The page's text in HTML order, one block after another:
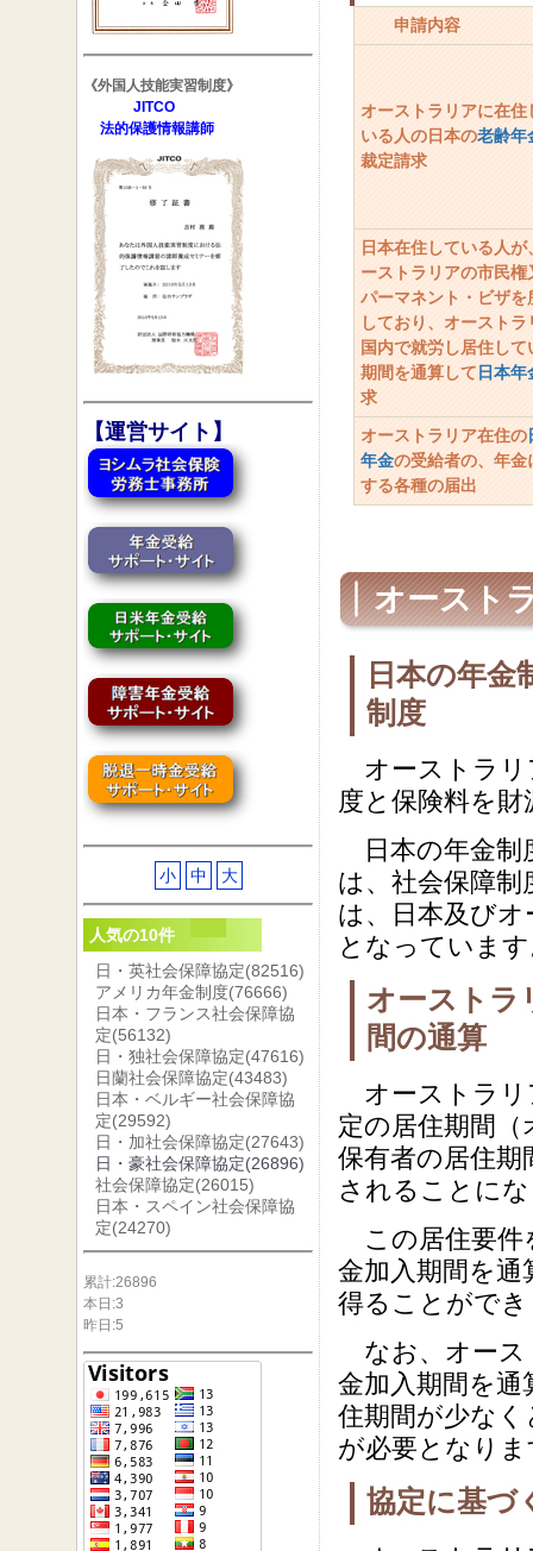
申請内容
オーストラリアに在住
いる人の日本の老齢年
裁定請求
日本在住している人が
ーストラリアの市民権
パーマネント・ビザを
しており、オーストラ
国内で就労し居住して
期間を通算して 日本年
求
オーストラリア在住の
年金の受給者の、年金
する各種の届出
オースト
日本の年金
制度
オーストラリ
度と保険料を
日本の年金制
は、社会保障
は、日本及び
となっていま
オーストラ
間の通算
オーストラリ
定の居住期間
保有者の居住
されることに
この居住要件
金加入期間を
得ることがで
なお、オース
金加入期間を
住期間が少な
が必要となり
協定に基づ
《外国人技能実習制度》
JITCO
法的保護情報講師
【運営サイト】
小 中 大
人気の10件
日・英社会保障協定(82516)
アメリカ年金制度(76666)
日本・フランス社会保障協
定(56132)
日・独社会保障協定(47616)
日蘭社会保障協定(43483)
日本・ベルギー社会保障協
定(29592)
日・加社会保障協定(27643)
日・豪社会保障協定(26896)
社会保障協定(26015)
日本・スペイン社会保障協
定(24270)
累計:26896
本日:3
昨日:5